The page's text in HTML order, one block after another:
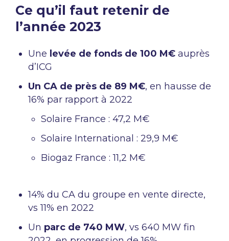
Ce qu’il faut retenir de
l’année 2023
Une levée de fonds de 100 M€ auprès
d’ICG
Un CA de près de 89 M€, en hausse de
16% par rapport à 2022
Solaire France : 47,2 M€
Solaire International : 29,9 M€
Biogaz France : 11,2 M€
14% du CA du groupe en vente directe,
vs 11% en 2022
Un parc de 740 MW, vs 640 MW fin